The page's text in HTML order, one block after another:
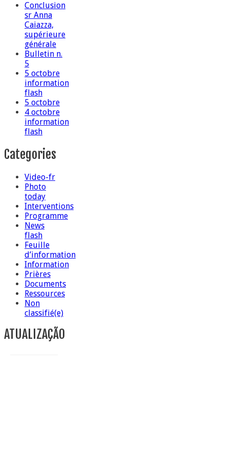
Conclusion
sr Anna
Caiazza,
supérieure
générale
Bulletin n.
5
5 octobre
information
flash
5 octobre
4 octobre
information
flash
Categories
Video-fr
Photo
today
Interventions
Programme
News
flash
Feuille
d’information
Information
Prières
Documents
Ressources
Non
classifié(e)
ATUALIZAÇÃO